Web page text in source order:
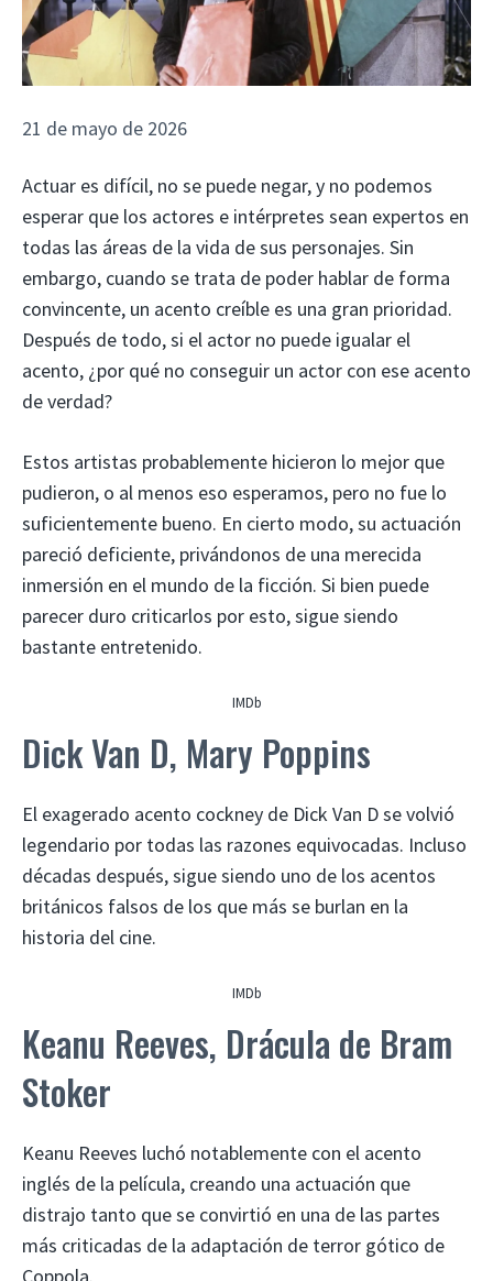
21 de mayo de 2026
Actuar es difícil, no se puede negar, y no podemos
esperar que los actores e intérpretes sean expertos en
todas las áreas de la vida de sus personajes. Sin
embargo, cuando se trata de poder hablar de forma
convincente, un acento creíble es una gran prioridad.
Después de todo, si el actor no puede igualar el
acento, ¿por qué no conseguir un actor con ese acento
de verdad?
Estos artistas probablemente hicieron lo mejor que
pudieron, o al menos eso esperamos, pero no fue lo
suficientemente bueno. En cierto modo, su actuación
pareció deficiente, privándonos de una merecida
inmersión en el mundo de la ficción. Si bien puede
parecer duro criticarlos por esto, sigue siendo
bastante entretenido.
IMDb
Dick Van D, Mary Poppins
El exagerado acento cockney de Dick Van D se volvió
legendario por todas las razones equivocadas. Incluso
décadas después, sigue siendo uno de los acentos
británicos falsos de los que más se burlan en la
historia del cine.
IMDb
Keanu Reeves, Drácula de Bram
Stoker
Keanu Reeves luchó notablemente con el acento
inglés de la película, creando una actuación que
distrajo tanto que se convirtió en una de las partes
más criticadas de la adaptación de terror gótico de
Coppola.